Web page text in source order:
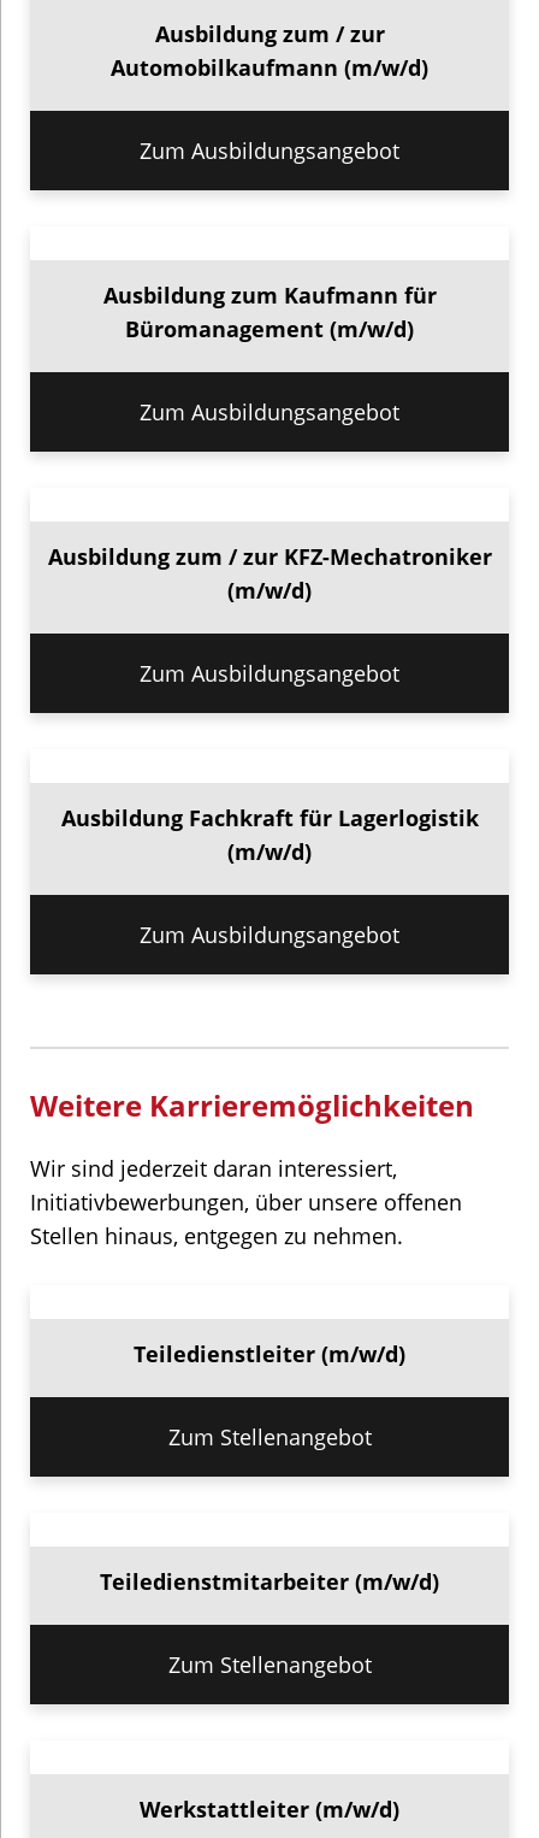
Ausbildung zum / zur
Automobilkaufmann (m/w/d)
Zum Ausbildungsangebot
Ausbildung zum Kaufmann für
Büromanagement (m/w/d)
Zum Ausbildungsangebot
Ausbildung zum / zur KFZ-Mechatroniker
(m/w/d)
Zum Ausbildungsangebot
Ausbildung Fachkraft für Lagerlogistik
(m/w/d)
Zum Ausbildungsangebot
Weitere Karrieremöglichkeiten
Wir sind jederzeit daran interessiert,
Initiativbewerbungen, über unsere offenen
Stellen hinaus, entgegen zu nehmen.
Teiledienstleiter (m/w/d)
Zum Stellenangebot
Teiledienstmitarbeiter (m/w/d)
Zum Stellenangebot
Werkstattleiter (m/w/d)